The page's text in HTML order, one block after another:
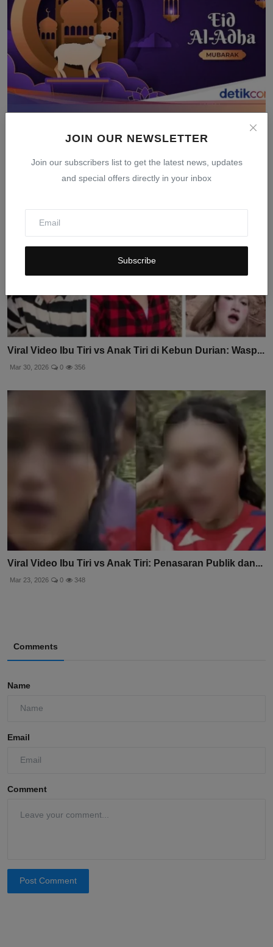
JOIN OUR NEWSLETTER
Join our subscribers list to get the latest news, updates
and special offers directly in your inbox
Subscribe
Tanggal Idul Adha 2026: Jadwal Resmi Pemerintah dan
Viral Video Ibu Tiri vs Anak Tiri di Kebun Durian: Wasp...
Mar 30, 2026 0 356
Viral Video Ibu Tiri vs Anak Tiri: Penasaran Publik dan...
Mar 23, 2026 0 348
Comments
Name
Email
Comment
Post Comment